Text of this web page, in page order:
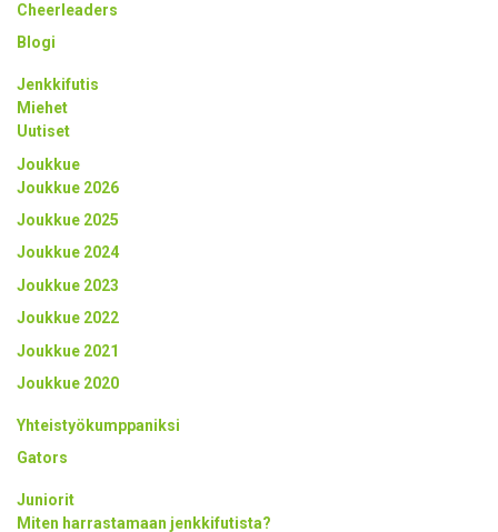
Cheerleaders
Blogi
Jenkkifutis
Miehet
Uutiset
Joukkue
Joukkue 2026
Joukkue 2025
Joukkue 2024
Joukkue 2023
Joukkue 2022
Joukkue 2021
Joukkue 2020
Yhteistyökumppaniksi
Gators
Juniorit
Miten harrastamaan jenkkifutista?